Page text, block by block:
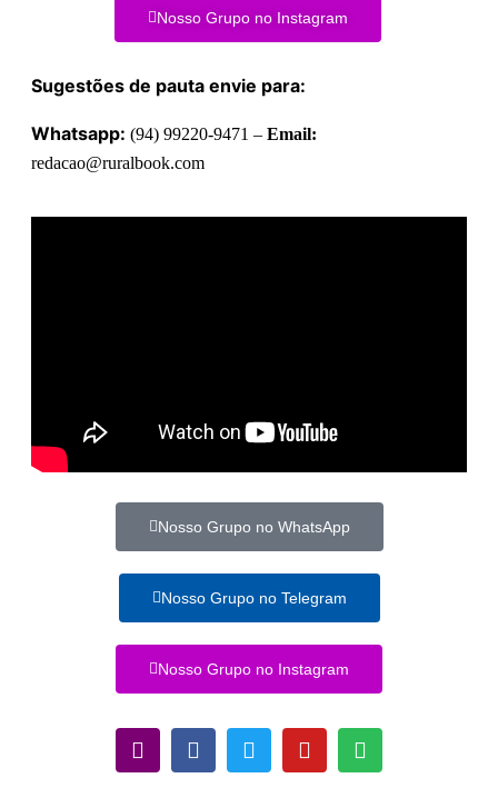
Nosso Grupo no Instagram
Sugestões de pauta envie para:
Whatsapp: (94) 99220-9471 – Email:
redacao@ruralbook.com
Nosso Grupo no WhatsApp
Nosso Grupo no Telegram
Nosso Grupo no Instagram